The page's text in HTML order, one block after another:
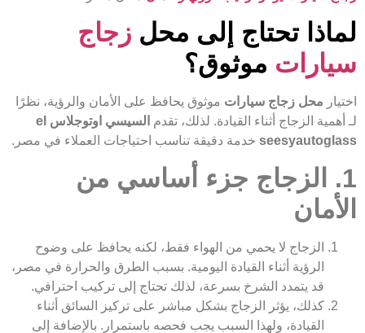
لماذا تحتاج إلى محل زجاج
سيارات موثوق؟
اختيار محل زجاج سيارات موثوق يحافظ على الأمان والرؤية، نظرًا
لـ أهمية الزجاج أثناء القيادة. لذلك، تقدم
السيسي اوتوجلاس el
seesyautoglass خدمة دقيقة تناسب احتياجات العملاء في مصر.
1. الزجاج جزء أساسي من
الأمان
الزجاج لا يحمي من الهواء فقط، لكنه يحافظ على وضوح
الرؤية أثناء القيادة اليومية. بسبب الطرق والحرارة في مصر،
قد يتمدد الشرخ بسرعة، لذلك تحتاج إلى تركيب احترافي.
كذلك، يؤثر الزجاج بشكل مباشر على تركيز السائق أثناء
القيادة، ولهذا السبب يجب فحصه باستمرار. بالإضافة إلى